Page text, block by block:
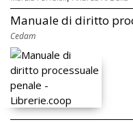
Manuale di diritto
Cedam